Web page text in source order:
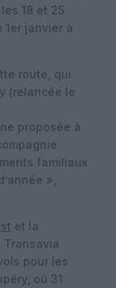
18 et 25
1er janvier à
route, qui
(relancée le
proposée à
familiaux
»,
et la
pour les
où 31